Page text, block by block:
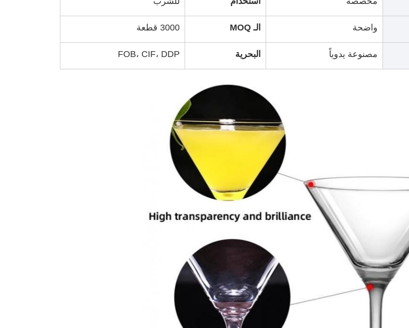
واضحة الـ MOQ 3000 قطعة
مصنوعة يدوياً البحرية FOB، CIF، DDP